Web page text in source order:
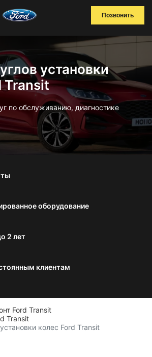
Позвонить
установки
Transit
по обслуживанию, диагностике
оборудование
2 лет
клиентам
Ford Transit
Transit
колес Ford Transit